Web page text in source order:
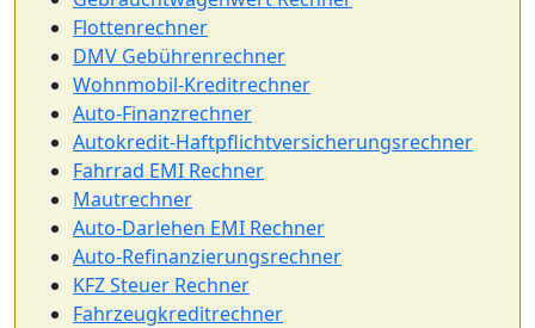
Flottenrechner
DMV Gebührenrechner
Wohnmobil-Kreditrechner
Auto-Finanzrechner
Autokredit-Haftpflichtversicherungsrechner
Fahrrad EMI Rechner
Mautrechner
Auto-Darlehen EMI Rechner
Auto-Refinanzierungsrechner
KFZ Steuer Rechner
Fahrzeugkreditrechner